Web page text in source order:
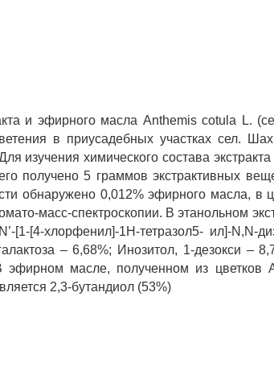
и эфирного масла Anthemis cotula L.
в приусадебных участках сел.
изучения химического состава
получено 5 граммов экстрактивных
обнаружено 0,012% эфирного масла, в
масс-спектроскопии. В этанольном
[4-хлорфенил]-1H-тетразол5- ил]-N,N-
– 6,68%; Инозитол, 1-дезокси –
эфирном масле, полученном из цветков
2,3-бутандиол (53%)